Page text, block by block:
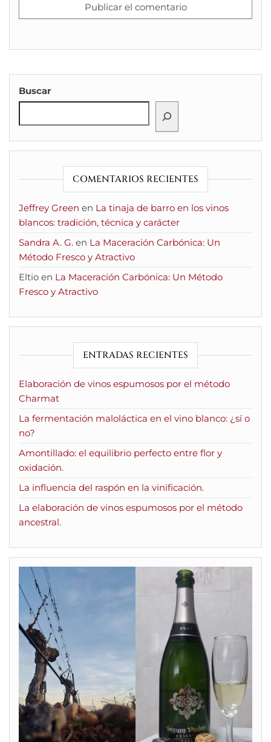
Buscar
COMENTARIOS RECIENTES
Jeffrey Green en La tinaja de barro en los vinos
blancos: tradición, técnica y carácter
Sandra A. G. en La Maceración Carbónica: Un
Método Fresco y Atractivo
Eltio en La Maceración Carbónica: Un Método
Fresco y Atractivo
ENTRADAS RECIENTES
Elaboración de vinos espumosos por el método
Charmat
La fermentación maloláctica en el vino blanco: ¿sí o
no?
Amontillado: el equilibrio perfecto entre flor y
oxidación.
La influencia del raspón en la vinificación.
La elaboración de vinos espumosos por el método
ancestral.